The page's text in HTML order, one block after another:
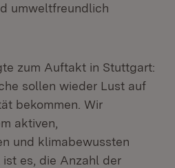
umweltfreundlich
zum Auftakt in Stuttgart:
sollen wieder Lust auf
bekommen. Wir
aktiven,
und klimabewussten
es, die Anzahl der